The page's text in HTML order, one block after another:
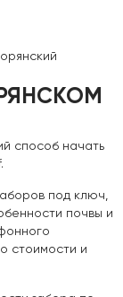
способ начать
под ключ,
почвы и
стоимости и